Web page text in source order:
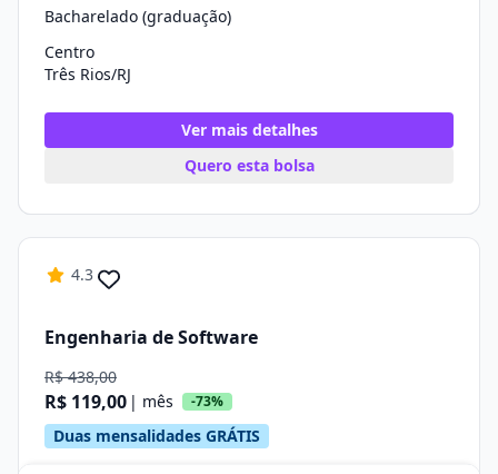
Bacharelado (graduação)
Centro
Três Rios/RJ
Ver mais detalhes
Quero esta bolsa
4.3
Engenharia de Software
R$ 438,00
R$ 119,00 | mês -73%
Duas mensalidades GRÁTIS